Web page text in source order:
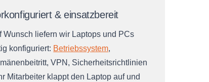
& einsatzbereit
Wunsch liefern wir Laptops und PCs
konfiguriert: Betriebssystem,
VPN, Sicherheitsrichtlinien
Mitarbeiter klappt den Laptop auf und